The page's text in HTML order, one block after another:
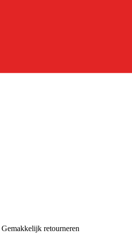
Gemakkelijk retourneren